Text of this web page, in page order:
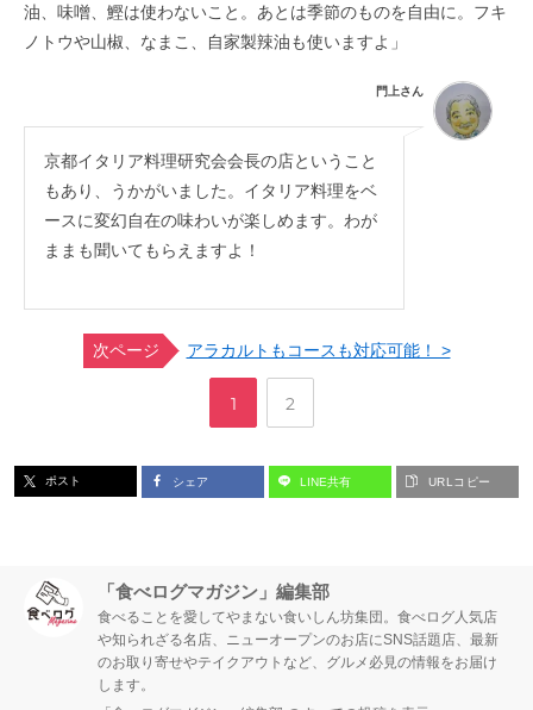
油、味噌、鰹は使わないこと。あとは季節のものを自由に。フキ
ノトウや山椒、なまこ、自家製辣油も使いますよ」
門上さん
京都イタリア料理研究会会長の店ということ
もあり、うかがいました。イタリア料理をベ
ースに変幻自在の味わいが楽しめます。わが
ままも聞いてもらえますよ！
次ページ アラカルトもコースも対応可能！ >
ペ
ジ
1
,
ペ
ジ
2
ポスト シェア LINE共有 URLコピー
「食べログマガジン」編集部
食べることを愛してやまない食いしん坊集団。食べログ人気店
や知られざる名店、ニューオープンのお店にSNS話題店、最新
のお取り寄せやテイクアウトなど、グルメ必見の情報をお届け
します。